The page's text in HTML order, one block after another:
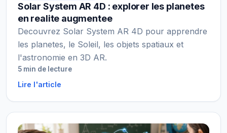
Solar System AR 4D : explorer les planetes
en realite augmentee
Decouvrez Solar System AR 4D pour apprendre
les planetes, le Soleil, les objets spatiaux et
l'astronomie en 3D AR.
5 min de lecture
Lire l'article